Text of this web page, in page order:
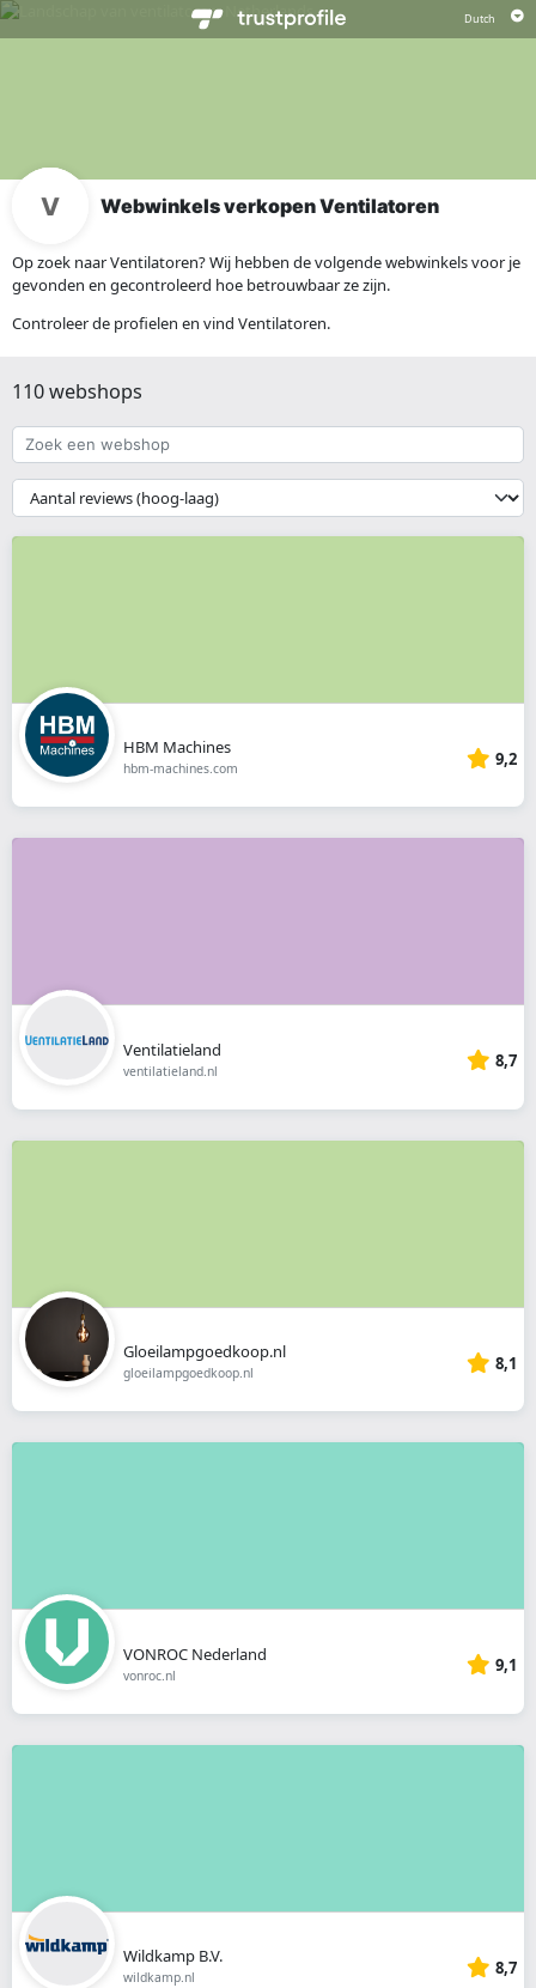
Webwinkels verkopen Ventilatoren
Op zoek naar Ventilatoren? Wij hebben de volgende webwinkels voor je
gevonden en gecontroleerd hoe betrouwbaar ze zijn.
Controleer de profielen en vind Ventilatoren.
110 webshops
Zoek
een
webshop
{{
__('Sort')
}}
HBM Machines
hbm-machines.com 9,2
Ventilatieland
ventilatieland.nl 8,7
Gloeilampgoedkoop.nl
gloeilampgoedkoop.nl 8,1
VONROC Nederland
vonroc.nl 9,1
Wildkamp B.V.
wildkamp.nl 8,7